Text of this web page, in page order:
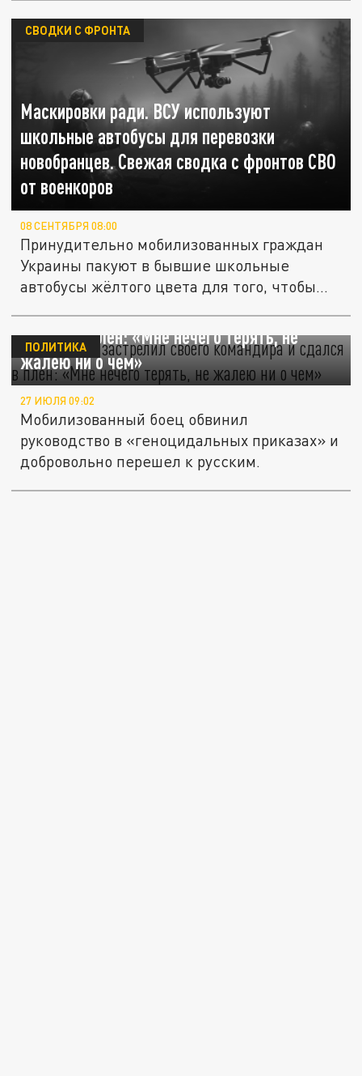
Маскировки ради. ВСУ используют
школьные автобусы для перевозки
новобранцев. Свежая сводка с фронтов СВО
от военкоров
СВОДКИ С ФРОНТА
08 СЕНТЯБРЯ 08:00
Принудительно мобилизованных граждан
Украины пакуют в бывшие школьные
автобусы жёлтого цвета для того, чтобы...
Солдат ВСУ застрелил своего командира и
сдался в плен: «Мне нечего терять, не
жалею ни о чем»
ПОЛИТИКА
27 ИЮЛЯ 09:02
Мобилизованный боец обвинил
руководство в «геноцидальных приказах» и
добровольно перешел к русским.